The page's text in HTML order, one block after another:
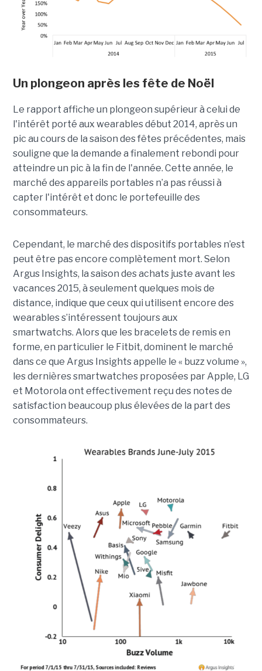
Un plongeon après les fête de Noël
Le rapport affiche un plongeon supérieur à celui de
l'intérêt porté aux wearables début 2014, après un
pic au cours de la saison des fêtes précédentes, mais
souligne que la demande a finalement rebondi pour
atteindre un pic à la fin de l'année. Cette année, le
marché des appareils portables n’a pas réussi à
capter l'intérêt et donc le portefeuille des
consommateurs.
Cependant, le marché des dispositifs portables n’est
peut être pas encore complètement mort. Selon
Argus Insights, la saison des achats juste avant les
vacances 2015, à seulement quelques mois de
distance, indique que ceux qui utilisent encore des
wearables s’intéressent toujours aux
smartwatchs. Alors que les bracelets de remis en
forme, en particulier le Fitbit, dominent le marché
dans ce que Argus Insights appelle le « buzz volume »,
les dernières smartwatches proposées par Apple, LG
et Motorola ont effectivement reçu des notes de
satisfaction beaucoup plus élevées de la part des
consommateurs.